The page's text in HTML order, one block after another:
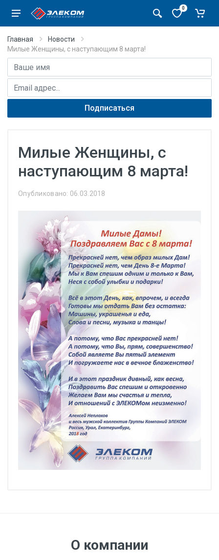
0
Главная
Новости
Милые Женщины, с наступающим 8 марта!
Имя
E-mail адрес
Подписаться
Милые Женщины, с
наступающим 8 марта!
Опубликовано: 06.03.2018
О компании